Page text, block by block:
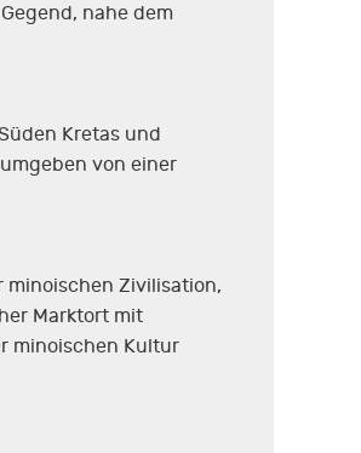
nahe dem
Kretas und
von einer
Zivilisation,
Marktort mit
minoischen Kultur